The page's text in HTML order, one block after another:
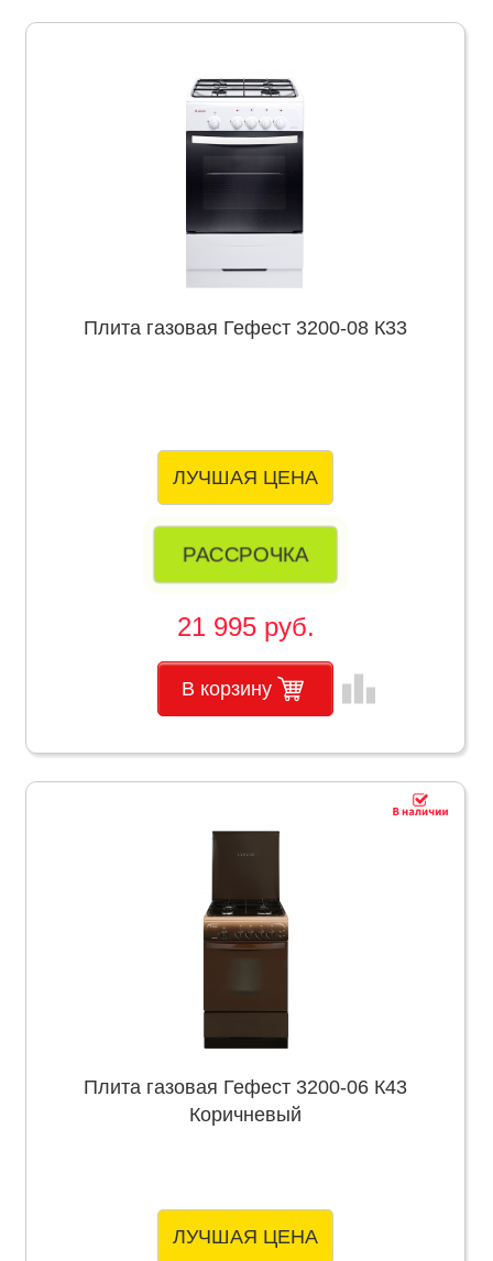
Плита газовая Гефест 3200-08 К33
ЛУЧШАЯ ЦЕНА
РАССРОЧКА
21 995 руб.
В корзину leaderboard
Плита газовая Гефест 3200-06 К43
Коричневый
ЛУЧШАЯ ЦЕНА